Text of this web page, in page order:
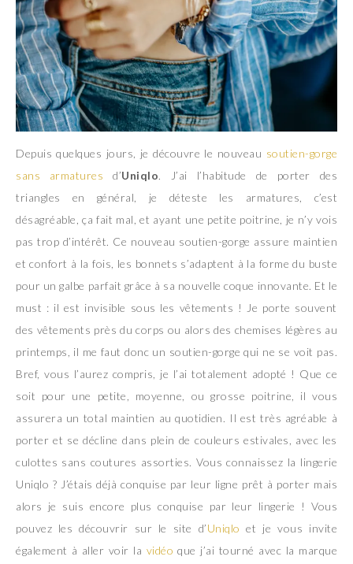
Depuis quelques jours, je découvre le nouveau soutien-gorge
sans armatures d’Uniqlo. J’ai l’habitude de porter des
triangles en général, je déteste les armatures, c’est
désagréable, ça fait mal, et ayant une petite poitrine, je n’y vois
pas trop d’intérêt. Ce nouveau soutien-gorge assure maintien
et confort à la fois, les bonnets s’adaptent à la forme du buste
pour un galbe parfait grâce à sa nouvelle coque innovante. Et le
must : il est invisible sous les vêtements ! Je porte souvent
des vêtements près du corps ou alors des chemises légères au
printemps, il me faut donc un soutien-gorge qui ne se voit pas.
Bref, vous l’aurez compris, je l’ai totalement adopté ! Que ce
soit pour une petite, moyenne, ou grosse poitrine, il vous
assurera un total maintien au quotidien. Il est très agréable à
porter et se décline dans plein de couleurs estivales, avec les
culottes sans coutures assorties. Vous connaissez la lingerie
Uniqlo ? J’étais déjà conquise par leur ligne prêt à porter mais
alors je suis encore plus conquise par leur lingerie ! Vous
pouvez les découvrir sur le site d’Uniqlo et je vous invite
également à aller voir la vidéo que j’ai tourné avec la marque